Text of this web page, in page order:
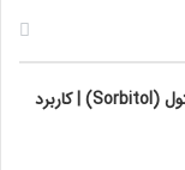
قیمت فروش و خرید سوربیتول (Sorbitol) | کاربرد